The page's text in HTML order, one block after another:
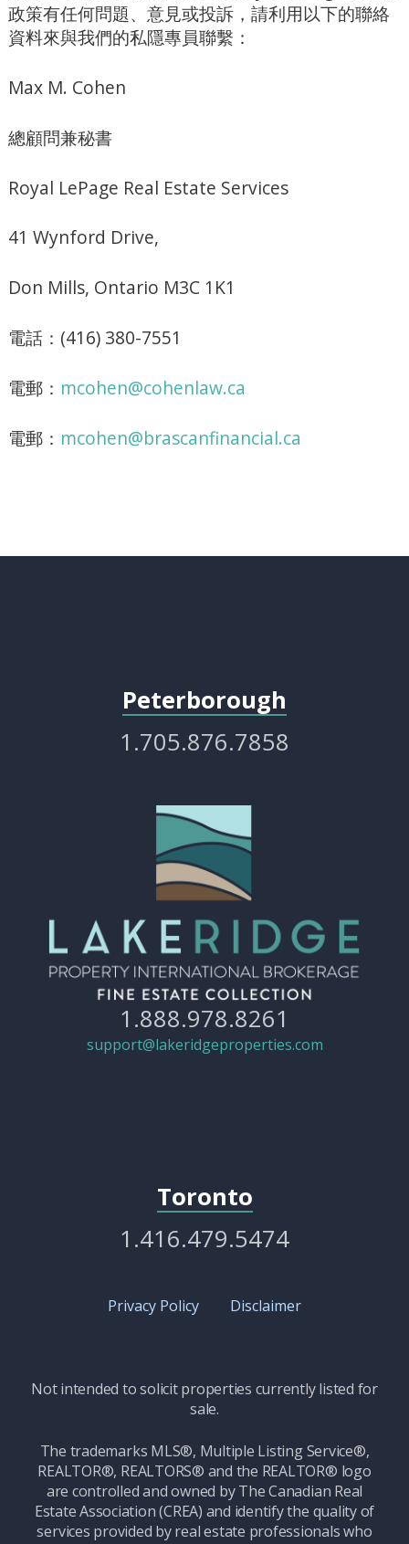
政策有任何問題、意見或投訴，請利用以下的聯絡
資料來與我們的私隱專員聯繫：
Max M. Cohen
總顧問兼秘書
Royal LePage Real Estate Services
41 Wynford Drive,
Don Mills, Ontario M3C 1K1
電話：(416) 380-7551
電郵： mcohen@cohenlaw.ca
電郵： mcohen@brascanfinancial.ca
Peterborough
1.705.876.7858
1.888.978.8261
support@lakeridgeproperties.com
Toronto
1.416.479.5474
Privacy Policy Disclaimer
Not intended to solicit properties currently listed for
sale.
The trademarks MLS®, Multiple Listing Service®,
REALTOR®, REALTORS® and the REALTOR® logo
are controlled and owned by The Canadian Real
Estate Association (CREA) and identify the quality of
services provided by real estate professionals who